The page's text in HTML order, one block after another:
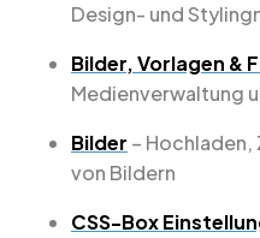
Design- und
Bilder, Vorlagen &
Medienverwaltung
Bilder –
von Bildern
CSS-Box